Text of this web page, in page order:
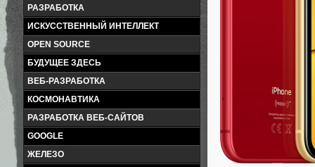
РАЗРАБОТКА
ИСКУССТВЕННЫЙ ИНТЕЛЛЕКТ
OPEN SOURCE
БУДУЩЕЕ ЗДЕСЬ
ВЕБ-РАЗРАБОТКА
КОСМОНАВТИКА
РАЗРАБОТКА ВЕБ-САЙТОВ
GOOGLE
ЖЕЛЕЗО